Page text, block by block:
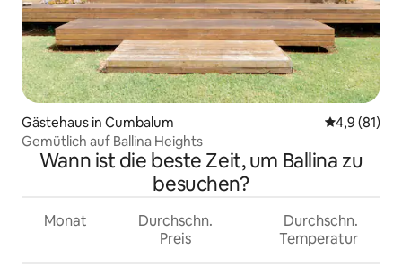
Gästehaus in Cumbalum
4,9 (81)
Gemütlich auf Ballina Heights
Wann ist die beste Zeit, um Ballina zu
besuchen?
Monat
Durchschn.
Preis
Durchschn.
Temperatur